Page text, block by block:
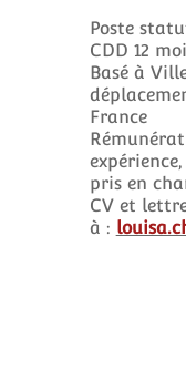
Poste
CDD 12
Basé à
France
pris en
CV et
à :